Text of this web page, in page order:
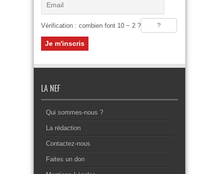
Vérification : combien font 10 − 2 ?
LA NEF
Qui sommes-nous ?
La rédaction
Contactez-nous
Faites un don